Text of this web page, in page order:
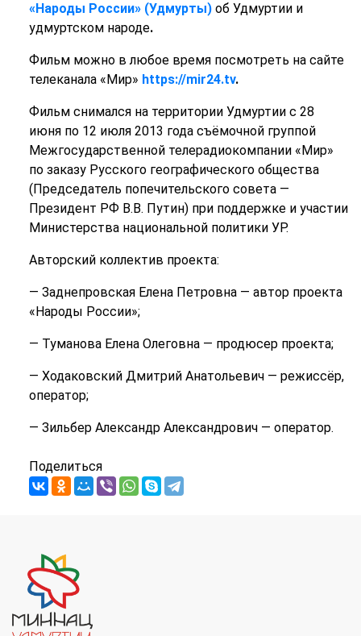
«Народы России» (Удмурты) об Удмуртии и
удмуртском народе.
Фильм можно в любое время посмотреть на сайте
телеканала «Мир» https://mir24.tv.
Фильм снимался на территории Удмуртии с 28
июня по 12 июля 2013 года съёмочной группой
Межгосударственной телерадиокомпании «Мир»
по заказу Русского географического общества
(Председатель попечительского совета —
Президент РФ В.В. Путин) при поддержке и участии
Министерства национальной политики УР.
Авторский коллектив проекта:
— Заднепровская Елена Петровна — автор проекта
«Народы России»;
— Туманова Елена Олеговна — продюсер проекта;
— Ходаковский Дмитрий Анатольевич — режиссёр,
оператор;
— Зильбер Александр Александрович — оператор.
Поделиться